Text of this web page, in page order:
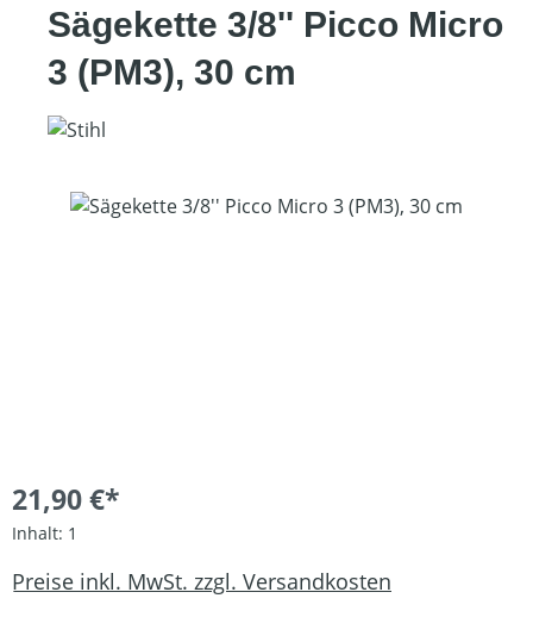
Sägekette 3/8'' Picco Micro
3 (PM3), 30 cm
Bildergalerie überspringen
21,90 €*
Inhalt: 1
Preise inkl. MwSt. zzgl. Versandkosten